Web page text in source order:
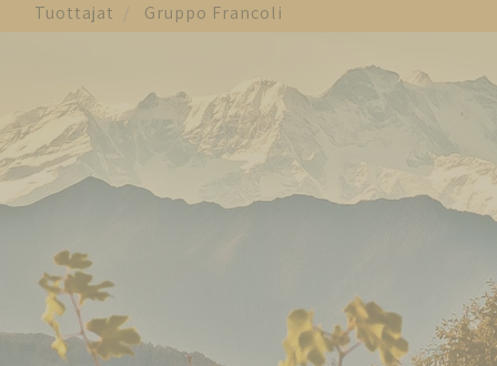
Tuottajat Gruppo Francoli